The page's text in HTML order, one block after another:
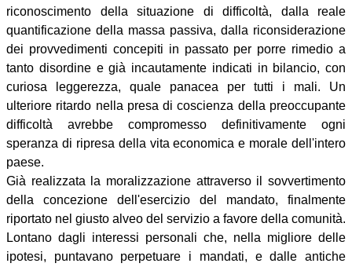
riconoscimento della situazione di difficoltà, dalla reale
quantificazione della massa passiva, dalla riconsiderazione
dei provvedimenti concepiti in passato per porre rimedio a
tanto disordine e già incautamente indicati in bilancio, con
curiosa leggerezza, quale panacea per tutti i mali. Un
ulteriore ritardo nella presa di coscienza della preoccupante
difficoltà avrebbe compromesso definitivamente ogni
speranza di ripresa della vita economica e morale dell'intero
paese.
Già realizzata la moralizzazione attraverso il sovvertimento
della concezione dell'esercizio del mandato, finalmente
riportato nel giusto alveo del servizio a favore della comunità.
Lontano dagli interessi personali che, nella migliore delle
ipotesi, puntavano perpetuare i mandati, e dalle antiche